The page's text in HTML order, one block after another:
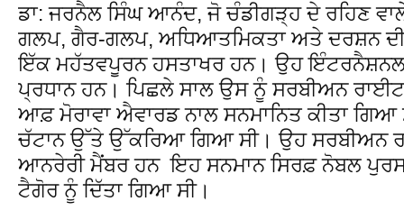
ਡਾ: ਜਰਨੈਲ ਸਿੰਘ ਆਨੰਦ, ਜੋ ਚੰਡੀਗੜ੍ਹ ਦੇ ਰਹਿਣ
ਗਲਪ, ਗੈਰ-ਗਲਪ, ਅਧਿਆਤਮਿਕਤਾ ਅਤੇ ਦਰਸ਼ਨ
ਇੱਕ ਮਹੱਤਵਪੂਰਨ ਹਸਤਾਖਰ ਹਨ। ਉਹ
ਪ੍ਰਧਾਨ ਹਨ। ਪਿਛਲੇ ਸਾਲ ਉਸ ਨੂੰ ਸਰਬੀਅਨ
ਆਫ਼ ਮੋਰਾਵਾ ਐਵਾਰਡ ਨਾਲ ਸਨਮਾਨਿਤ ਕੀਤਾ
ਚੱਟਾਨ ਉੱਤੇ ਉੱਕਰਿਆ ਗਿਆ ਸੀ। ਉਹ ਸਰਬੀਅਨ
ਆਨਰੇਰੀ ਮੈਂਬਰ ਹਨ ਇਹ ਸਨਮਾਨ ਸਿਰਫ਼ ਨੋਬਲ
ਟੈਗੋਰ ਨੂੰ ਦਿੱਤਾ ਗਿਆ ਸੀ।